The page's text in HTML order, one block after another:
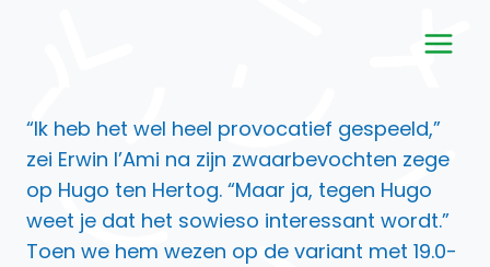
“Ik heb het wel heel provocatief gespeeld,”
zei Erwin l’Ami na zijn zwaarbevochten zege
op Hugo ten Hertog. “Maar ja, tegen Hugo
weet je dat het sowieso interessant wordt.”
Toen we hem wezen op de variant met 19.0-